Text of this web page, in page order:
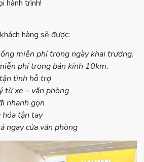
hành trình!
hàng sẽ được:
miễn phí trong ngày khai trương.
phí trong bán kính 10km.
tình hỗ trợ
từ xe – văn phòng
nhanh gọn
hóa tận tay
ngay cửa văn phòng